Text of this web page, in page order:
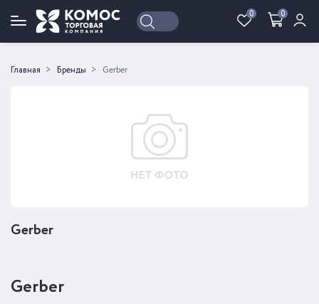
0 0
Войти Регистрация
Главная Бренды Gerber
Gerber
Gerber